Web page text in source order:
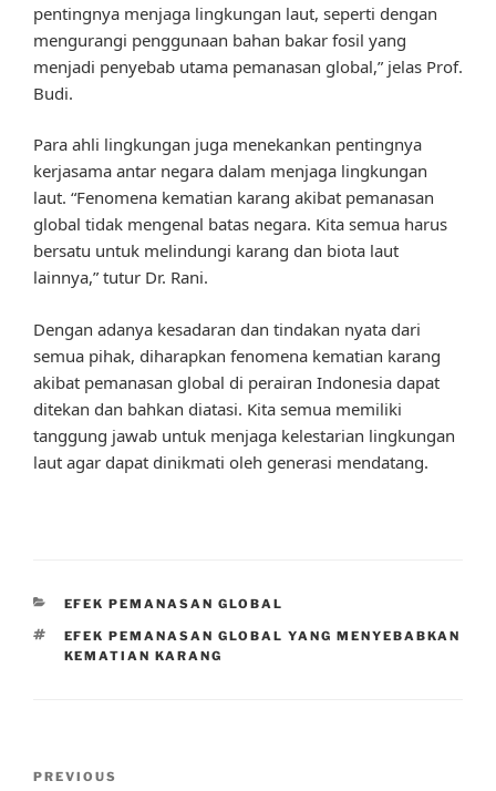
pentingnya menjaga lingkungan laut, seperti dengan
mengurangi penggunaan bahan bakar fosil yang
menjadi penyebab utama pemanasan global,” jelas Prof.
Budi.
Para ahli lingkungan juga menekankan pentingnya
kerjasama antar negara dalam menjaga lingkungan
laut. “Fenomena kematian karang akibat pemanasan
global tidak mengenal batas negara. Kita semua harus
bersatu untuk melindungi karang dan biota laut
lainnya,” tutur Dr. Rani.
Dengan adanya kesadaran dan tindakan nyata dari
semua pihak, diharapkan fenomena kematian karang
akibat pemanasan global di perairan Indonesia dapat
ditekan dan bahkan diatasi. Kita semua memiliki
tanggung jawab untuk menjaga kelestarian lingkungan
laut agar dapat dinikmati oleh generasi mendatang.
CATEGORIES
EFEK PEMANASAN GLOBAL
TAGS
EFEK PEMANASAN GLOBAL YANG MENYEBABKAN
KEMATIAN KARANG
Previous
PREVIOUS